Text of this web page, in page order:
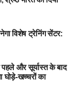
विशेष ट्रेनिंग सेंटर:
पहले और सूर्यास्त के बाद
घोड़े-खच्चरों का